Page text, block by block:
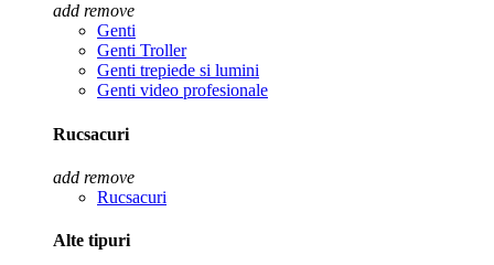
add remove
Genti
Genti Troller
Genti trepiede si lumini
Genti video profesionale
Rucsacuri
add remove
Rucsacuri
Alte tipuri